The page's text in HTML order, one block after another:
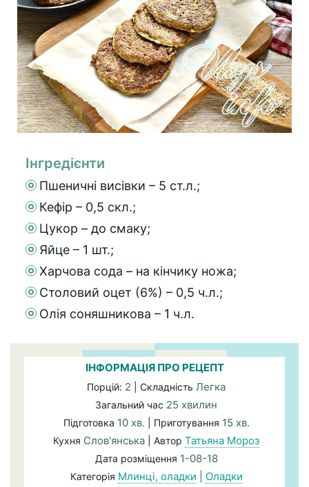
Інгредієнти
Пшеничні висівки – 5 ст.л.;
Кефір – 0,5 cкл.;
Цукор – до смаку;
Яйце – 1 шт.;
Харчова сода – на кінчику ножа;
Столовий оцет (6%) – 0,5 ч.л.;
Олія соняшникова – 1 ч.л.
ІНФОРМАЦІЯ ПРО РЕЦЕПТ
Порцій: 2 | Складність Легка
Загальний час 25 хвилин
Підготовка 10 хв. | Приготування 15 хв.
Кухня Слов'янська | Автор Татьяна Мороз
Дата розміщення 1-08-18
Категорія Млинці, оладки Оладки